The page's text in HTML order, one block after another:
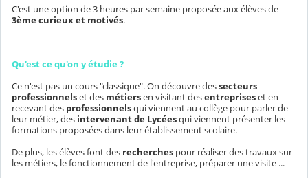
C'est une option de 3 heures par semaine proposée aux élèves de
3ème curieux et motivés.
Qu'est ce qu'on y étudie ?
Ce n'est pas un cours "classique". On découvre dessecteurs
professionnelset des métiersen visitant desentrepriseset en
recevant des professionnelsqui viennent au collège pour parler de
leur métier, des intervenant de Lycéesqui viennent présenter les
formations proposées dans leur établissement scolaire.
De plus, les élèves font des recherches pour réaliser des travaux sur
les métiers, le fonctionnement de l'entreprise, préparer une visite ...